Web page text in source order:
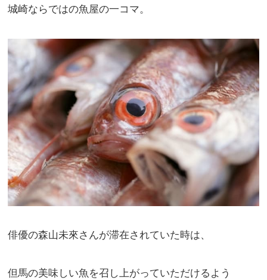
城崎ならではの魚屋の一コマ。
俳優の森山未來さんが滞在されていた時は、
但馬の美味しい魚を召し上がっていただけるよう